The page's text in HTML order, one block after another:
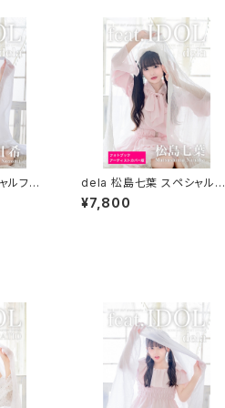
フォト
ョンブ
dela 松島七葉 スペシャルフ
ォトブック＆公式プロモーショ
ンブック
¥7,800